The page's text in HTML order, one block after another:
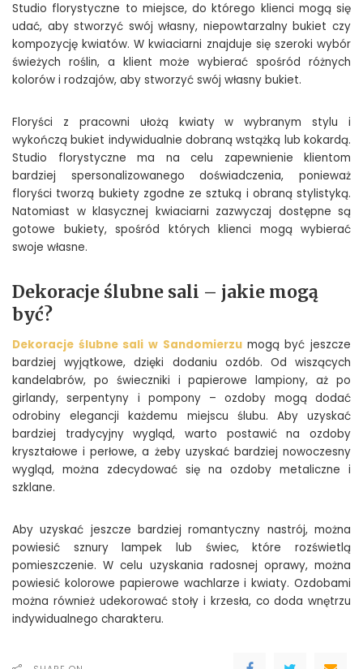
Studio florystyczne to miejsce, do którego klienci mogą się
udać, aby stworzyć swój własny, niepowtarzalny bukiet czy
kompozycję kwiatów. W kwiaciarni znajduje się szeroki wybór
świeżych roślin, a klient może wybierać spośród różnych
kolorów i rodzajów, aby stworzyć swój własny bukiet.
Floryści z pracowni ułożą kwiaty w wybranym stylu i
wykończą bukiet indywidualnie dobraną wstążką lub kokardą.
Studio florystyczne ma na celu zapewnienie klientom
bardziej spersonalizowanego doświadczenia, ponieważ
floryści tworzą bukiety zgodne ze sztuką i obraną stylistyką.
Natomiast w klasycznej kwiaciarni zazwyczaj dostępne są
gotowe bukiety, spośród których klienci mogą wybierać
swoje własne.
Dekoracje ślubne sali – jakie mogą
być?
Dekoracje ślubne sali w Sandomierzu mogą być jeszcze
bardziej wyjątkowe, dzięki dodaniu ozdób. Od wiszących
kandelabrów, po świeczniki i papierowe lampiony, aż po
girlandy, serpentyny i pompony – ozdoby mogą dodać
odrobiny elegancji każdemu miejscu ślubu. Aby uzyskać
bardziej tradycyjny wygląd, warto postawić na ozdoby
kryształowe i perłowe, a żeby uzyskać bardziej nowoczesny
wygląd, można zdecydować się na ozdoby metaliczne i
szklane.
Aby uzyskać jeszcze bardziej romantyczny nastrój, można
powiesić sznury lampek lub świec, które rozświetlą
pomieszczenie. W celu uzyskania radosnej oprawy, można
powiesić kolorowe papierowe wachlarze i kwiaty. Ozdobami
można również udekorować stoły i krzesła, co doda wnętrzu
indywidualnego charakteru.